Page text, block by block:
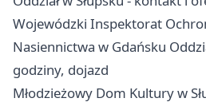
Wojewódzki Inspektorat
Nasiennictwa w Gdańsku
godziny, dojazd
Młodzieżowy Dom Kultury w